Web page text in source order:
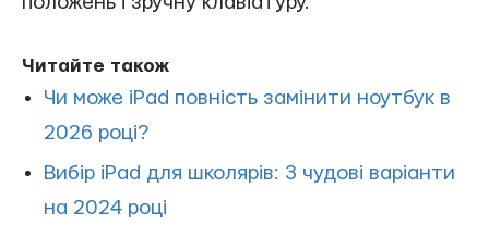
Читайте також
Чи може iPad повність замінити ноутбук в
2026 році?
Вибір iPad для школярів: 3 чудові варіанти
на 2024 році